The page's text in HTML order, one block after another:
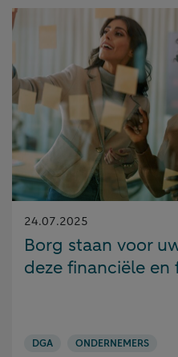
Gepubliceerd
op:
24.07.2025
Borg staan voor
deze financiële en
DGA ONDERNEMERS